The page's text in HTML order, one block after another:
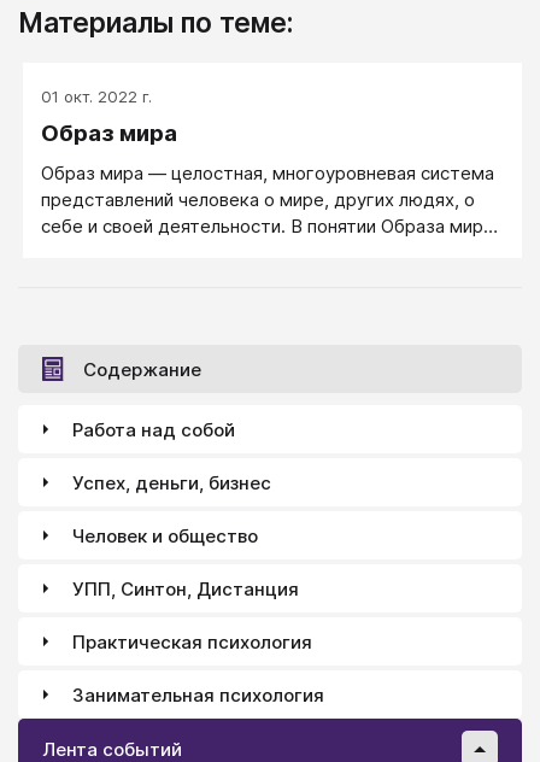
Материалы по теме:
01 окт. 2022 г.
Образ мира
Образ мира — целостная, многоуровневая система
представлений человека о мире, других людях, о
себе и своей деятельности. В понятии Образа мира
универсума, схема реальности, познавательная
карта и т. п. — имеют в контексте различных
В психологической теории деятельности
отраженного в нем объективного мира и
задающей Образ мир как момент своего движения.
Содержание
Работа над собой
Успех, деньги, бизнес
Человек и общество
УПП, Синтон, Дистанция
Практическая психология
Занимательная психология
Лента событий